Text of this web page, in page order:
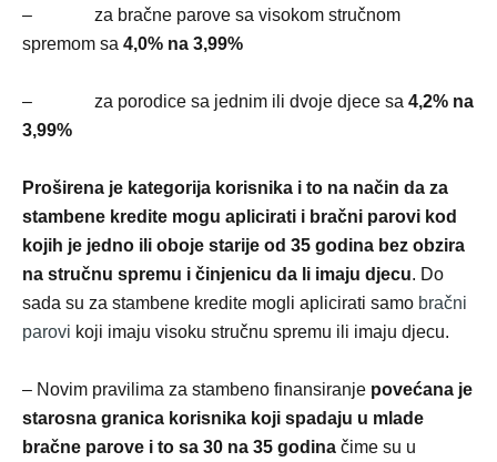
– za bračne parove sa visokom stručnom
spremom sa 4,0% na 3,99%
– za porodice sa jednim ili dvoje djece sa 4,2% na
3,99%
Proširena je kategorija korisnika i to na način da za
stambene kredite mogu aplicirati i bračni parovi kod
kojih je jedno ili oboje starije od 35 godina bez obzira
na stručnu spremu i činjenicu da li imaju djecu. Do
sada su za stambene kredite mogli aplicirati samo bračni
parovi koji imaju visoku stručnu spremu ili imaju djecu.
– Novim pravilima za stambeno finansiranje povećana je
starosna granica korisnika koji spadaju u mlade
bračne parove i to sa 30 na 35 godina čime su u